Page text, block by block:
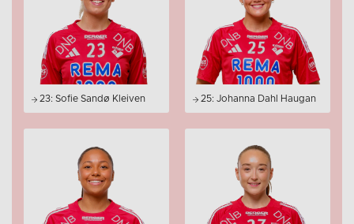
23: Sofie Sandø Kleiven 25: Johanna Dahl Haugan